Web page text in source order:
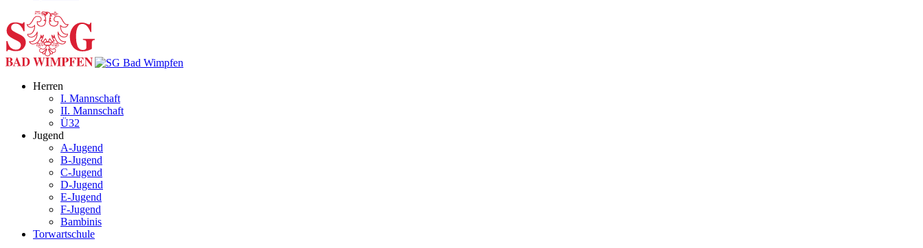
Herren
I. Mannschaft
II. Mannschaft
Ü32
Jugend
A-Jugend
B-Jugend
C-Jugend
D-Jugend
E-Jugend
F-Jugend
Bambinis
Torwartschule